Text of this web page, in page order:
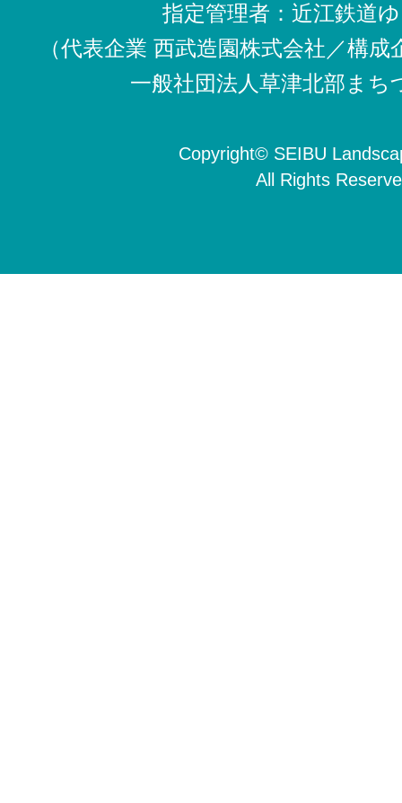
指定管理者：近江鉄道
（代表企業 西武造園株式会社／構
一般社団法人草津北部まち
Copyright©SEIBU
All Rights